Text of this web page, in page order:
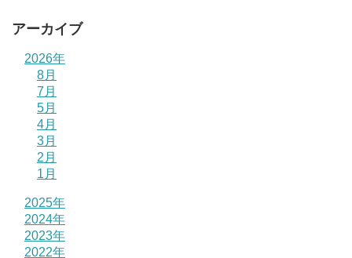
アーカイブ
2026年
8月
7月
5月
4月
3月
2月
1月
2025年
2024年
2023年
2022年